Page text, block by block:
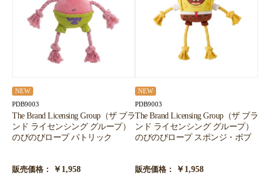
NEW
PDB9003
The Brand Licensing Group（ザ ブラ
ンド ライセンシング グループ）
のびのびロープ パトリック
販売価格： ￥1,958
NEW
PDB9003
The Brand Licensing Group（ザ ブラ
ンド ライセンシング グループ）
のびのびロープ スポンジ・ボブ
販売価格： ￥1,958